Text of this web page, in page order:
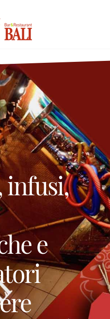
infusi,
e